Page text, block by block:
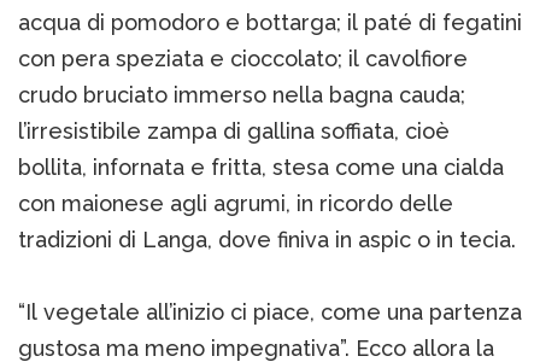
acqua di pomodoro e bottarga; il paté di fegatini
con pera speziata e cioccolato; il cavolfiore
crudo bruciato immerso nella bagna cauda;
l’irresistibile zampa di gallina soffiata, cioè
bollita, infornata e fritta, stesa come una cialda
con maionese agli agrumi, in ricordo delle
tradizioni di Langa, dove finiva in aspic o in tecia.
“Il vegetale all’inizio ci piace, come una partenza
gustosa ma meno impegnativa”. Ecco allora la